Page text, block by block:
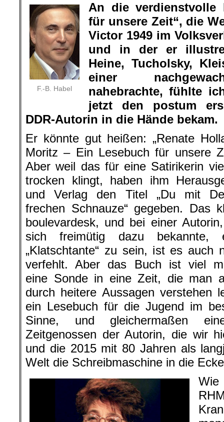
F.-B. Habel
An die verdienstvolle
für unsere Zeit“, die
Victor 1949 im
und in der er
Heine, Tucholsky,
einer
nahebrachte, fühlte
jetzt den postum
DDR-Autorin in die Hände bekam.
Er könnte gut heißen: „Renate
Moritz – Ein Lesebuch für unsere
Aber weil das für eine Satirikerin
trocken klingt, haben ihm
und Verlag den Titel „Du mit
frechen Schnauze“ gegeben. Das
boulevardesk, und bei einer
sich freimütig dazu bekannte,
„Klatschtante“ zu sein, ist es auch
verfehlt. Aber das Buch ist viel
eine Sonde in eine Zeit, die man
durch heitere Aussagen verstehen
ein Lesebuch für die Jugend im
Sinne, und gleichermaßen
Zeitgenossen der Autorin, die wir
und die 2015 mit 80 Jahren als
Welt die Schreibmaschine in die
Wie